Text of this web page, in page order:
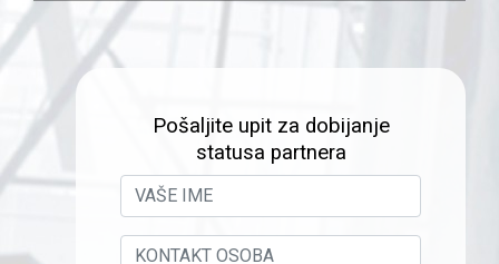
Pošaljite upit za dobijanje
statusa partnera